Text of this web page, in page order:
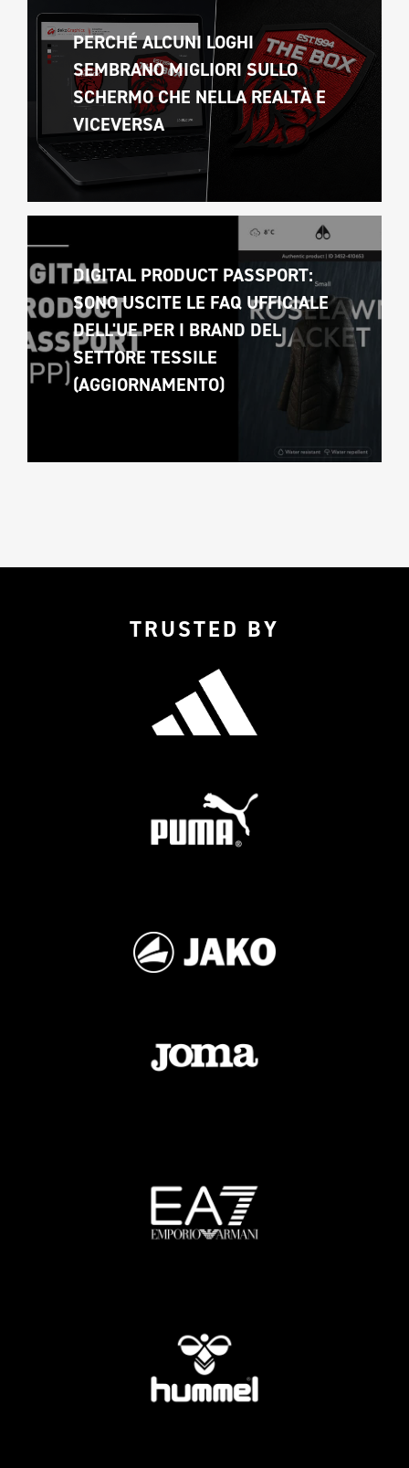
PERCHÉ ALCUNI LOGHI
SEMBRANO MIGLIORI SULLO
SCHERMO CHE NELLA REALTÀ E
VICEVERSA
DIGITAL PRODUCT PASSPORT:
SONO USCITE LE FAQ UFFICIALE
DELL'UE PER I BRAND DEL
SETTORE TESSILE
(AGGIORNAMENTO)
TRUSTED BY